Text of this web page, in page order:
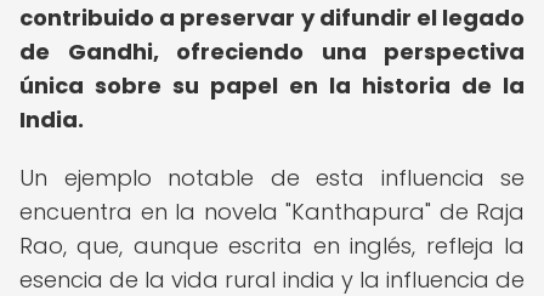
contribuido a preservar y difundir el legado
de Gandhi, ofreciendo una perspectiva
única sobre su papel en la historia de la
India.
Un ejemplo notable de esta influencia se
encuentra en la novela "Kanthapura" de Raja
Rao, que, aunque escrita en inglés, refleja la
esencia de la vida rural india y la influencia de